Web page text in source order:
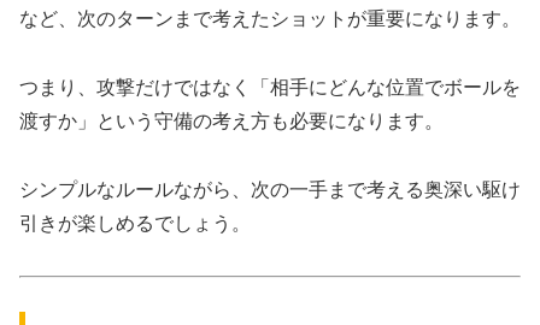
など、次のターンまで考えたショットが重要になります。
つまり、攻撃だけではなく「相手にどんな位置でボールを
渡すか」という守備の考え方も必要になります。
シンプルなルールながら、次の一手まで考える奥深い駆け
引きが楽しめるでしょう。